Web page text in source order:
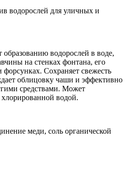
водорослей для уличных и
образованию водорослей в воде,
на стенках фонтана, его
форсунках. Сохраняет свежесть
облицовку чаши и эффективно
средствами. Может
водой.
меди, соль органической